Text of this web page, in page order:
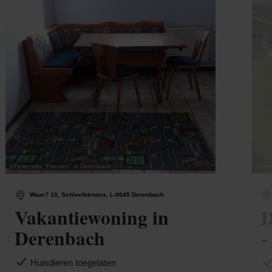
©Ferienvilla "Franzen" in Derenbach
Waar? 10, Schleefstrooss, L-9645 Derenbach
Vakantiewoning in
Derenbach
Huisdieren toegelaten